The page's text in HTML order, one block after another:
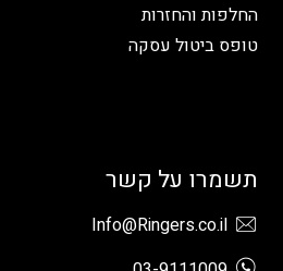
החלפות והחזרות
טופס ביטול עסקה
תשמרו על קשר
Info@Ringers.co.il